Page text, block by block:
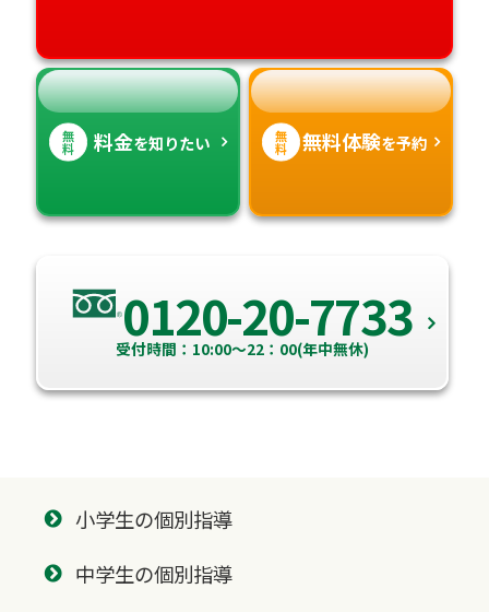
高知県
沖縄県
無
料 料金を知りたい 無
料 無料体験を予約
0120-20-7733
受付時間：10:00～22：00(年中無休)
小学生の個別指導
中学生の個別指導